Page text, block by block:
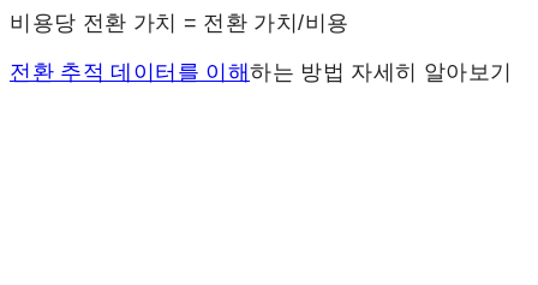
비용당 전환 가치 = 전환 가치/비용
전환 추적 데이터를 이해하는 방법 자세히 알아보기